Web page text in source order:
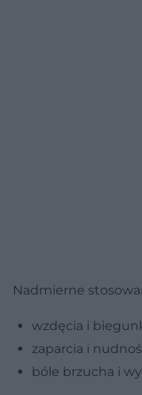
Nadmierne
wzdęcia i
zaparcia i
bóle brzucha i